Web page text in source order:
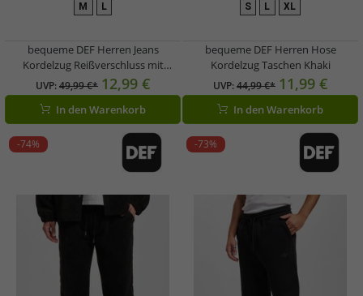
M L
bequeme DEF Herren Jeans
Kordelzug Reißverschluss mit
Baumwolle Schwarz
UVP:49,99 €* 12,99 €
In den Warenkorb
S L XL
bequeme DEF Herren Hose
Kordelzug Taschen Khaki
UVP:44,99 €* 11,99 €
In den Warenkorb
-74% -73%